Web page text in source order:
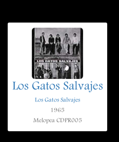
Los Gatos Salvajes
Los Gatos Salvajes
1965
Melopea CDPR005